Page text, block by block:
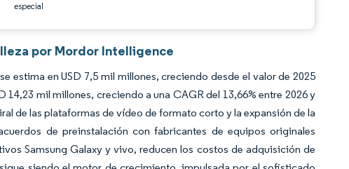
especial
por Mordor Intelligence
estima en USD 7,5 mil millones, creciendo desde el valor de 2025
mil millones, creciendo a una CAGR del 13,66% entre 2026 y
de las plataformas de vídeo de formato corto y la expansión de la
de preinstalación con fabricantes de equipos originales
Samsung Galaxy y vivo, reducen los costos de adquisición de